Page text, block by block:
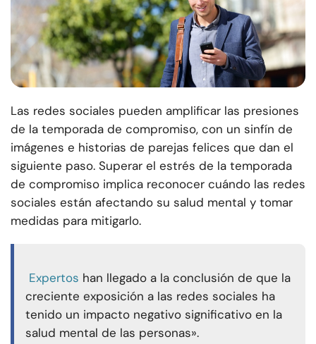
Las redes sociales pueden amplificar las presiones
de la temporada de compromiso, con un sinfín de
imágenes e historias de parejas felices que dan el
siguiente paso. Superar el estrés de la temporada
de compromiso implica reconocer cuándo las redes
sociales están afectando su salud mental y tomar
medidas para mitigarlo.
Expertos han llegado a la conclusión de que la
creciente exposición a las redes sociales ha
tenido un impacto negativo significativo en la
salud mental de las personas».